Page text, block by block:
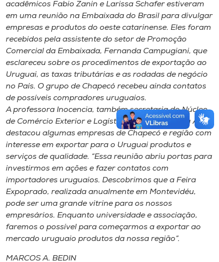
acadêmicos Fabio Zanin e Larissa Schafer estiveram
em uma reunião na Embaixada do Brasil para divulgar
empresas e produtos do oeste catarinense. Eles foram
recebidos pela assistente do setor de Promoção
Comercial da Embaixada, Fernanda Campugiani, que
esclareceu sobre os procedimentos de exportação ao
Uruguai, as taxas tributárias e as rodadas de negócio
no País. O grupo de Chapecó recebeu ainda contatos
de possíveis compradores uruguaios.
A professora Inocencia, também secretaria do Núcleo
de Comércio Exterior e Logística Internacional da ACIC,
destacou algumas empresas de Chapecó e região com
interesse em exportar para o Uruguai produtos e
serviços de qualidade. “Essa reunião abriu portas para
investirmos em ações e fazer contatos com
importadores uruguaios. Descobrimos que a Feira
Expoprado, realizada anualmente em Montevidéu,
pode ser uma grande vitrine para os nossos
empresários. Enquanto universidade e associação,
faremos o possível para começarmos a exportar ao
mercado uruguaio produtos da nossa região”.
MARCOS A. BEDIN